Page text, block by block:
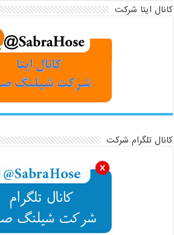
کانال ایتا شرکت
کانال تلگرام شرکت